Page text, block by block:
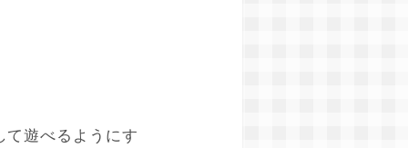
遊べるようにす